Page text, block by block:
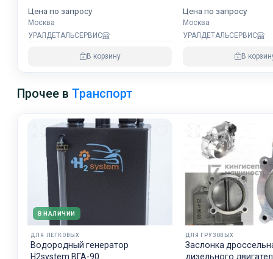
Цена по запросу
Москва
УРАЛДЕТАЛЬСЕРВИС
В корзину
Цена по запросу
Москва
УРАЛДЕТАЛЬСЕРВИС
В
Прочее вТранспорт
В НАЛИЧИИ
ДЛЯ ЛЕГКОВЫХ
Водородный генератор
H2system ВГА-90
ДЛЯ ГРУЗОВЫХ
Заслонка
дизельного